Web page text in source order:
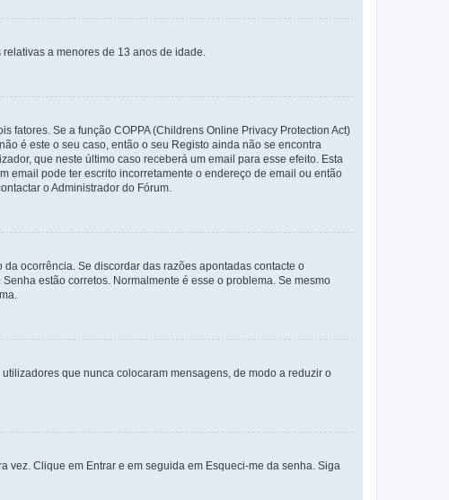
a menores de 13 anos de idade.
fatores. Se a função COPPA (Childrens Online Privacy Protection Act)
é este o seu caso, então o seu Registo ainda não se encontra
que neste último caso receberá um email para esse efeito. Esta
email pode ter escrito incorretamente o endereço de email ou então
o Administrador do Fórum.
ocorrência. Se discordar das razões apontadas contacte o
estão corretos. Normalmente é esse o problema. Se mesmo
que nunca colocaram mensagens, de modo a reduzir o
vez. Clique em Entrar e em seguida em Esqueci-me da senha. Siga